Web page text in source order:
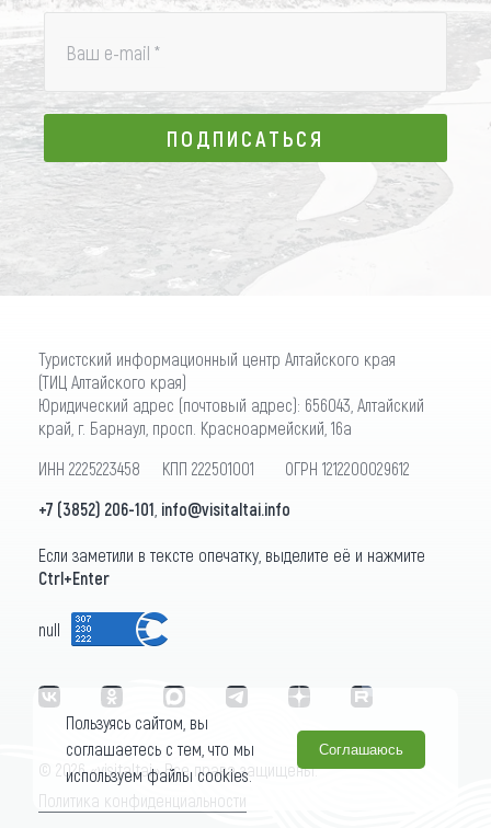
Ваш e-mail *
ПОДПИСАТЬСЯ
ПОДПИСАТЬСЯ
Туристский информационный центр Алтайского края
(ТИЦ Алтайского края)
Юридический адрес (почтовый адрес): 656043, Алтайский
край, г. Барнаул, просп. Красноармейский, 16а
ИНН 2225223458 КПП 222501001 ОГРН 1212200029612
+7 (3852) 206-101 info@visitaltai.info
Если заметили в тексте опечатку, выделите её и нажмите
Ctrl+Enter
null
© 2026 «visitaltai» Все права защищены.
Политика конфиденциальности
Пользуясь сайтом, вы
соглашаетесь с тем, что мы
используем файлы cookies.
Соглашаюсь